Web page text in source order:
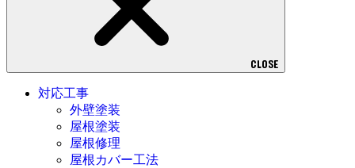
CLOSE
対応工事
外壁塗装
屋根塗装
屋根修理
屋根カバー工法